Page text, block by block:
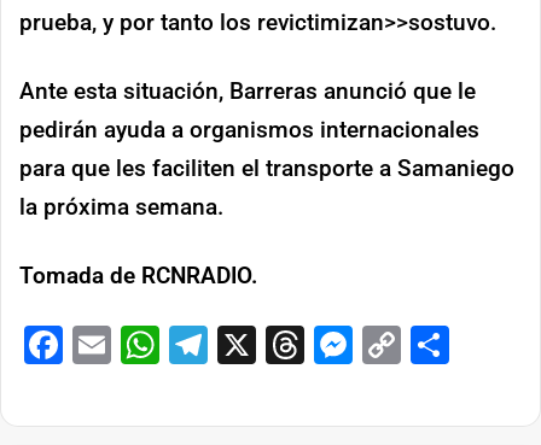
prueba, y por tanto los revictimizan>>sostuvo.
Ante esta situación, Barreras anunció que le
pedirán ayuda a organismos internacionales
para que les faciliten el transporte a Samaniego
la próxima semana.
Tomada de RCNRADIO.
Facebook
EmailWhatsApp
Telegram
X ThreadsCopy